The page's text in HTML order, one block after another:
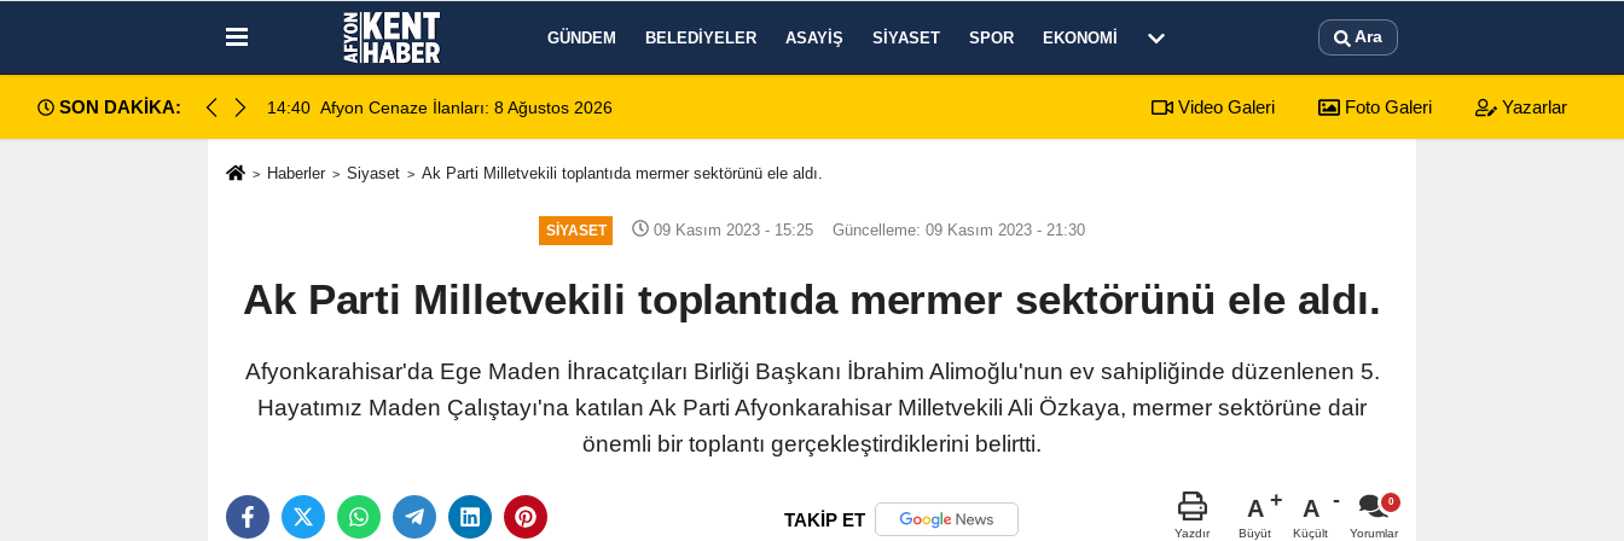
GÜNDEM BELEDIYELER ASAYIŞ SIYASET SPOR EKONOMI Ara
SON DAKİKA: 14:35 Sinanpaşa’da Otobüs Kazası: 1 Ölü, 15 Yaralı 8 Ağustos 2026 Afyonkarahisar Nöbetçi Eczaneler
Video Galeri Foto Galeri Yazarlar
Haberler Siyaset Ak Parti Milletvekili toplantıda mermer sektörünü ele aldı.
SIYASET 09 Kasım 2023 - 15:25 Güncelleme: 09 Kasım 2023 - 21:30
Ak Parti Milletvekili toplantıda mermer sektörünü ele aldı.
Afyonkarahisar'da Ege Maden İhracatçıları Birliği Başkanı İbrahim Alimoğlu'nun ev sahipliğinde düzenlenen 5.
Hayatımız Maden Çalıştayı'na katılan Ak Parti Afyonkarahisar Milletvekili Ali Özkaya, mermer sektörüne dair
önemli bir toplantı gerçekleştirdiklerini belirtti.
TAKİP ET
Yazdır
A
Büyüt
A
Küçült Yorumlar